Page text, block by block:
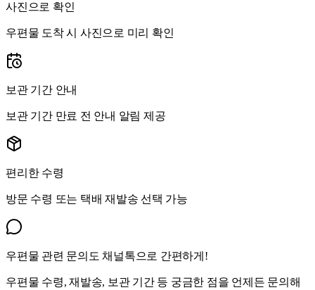
사진으로 확인
우편물 도착 시 사진으로 미리 확인
보관 기간 안내
보관 기간 만료 전 안내 알림 제공
편리한 수령
방문 수령 또는 택배 재발송 선택 가능
우편물 관련 문의도 채널톡으로 간편하게!
우편물 수령, 재발송, 보관 기간 등 궁금한 점을 언제든 문의해